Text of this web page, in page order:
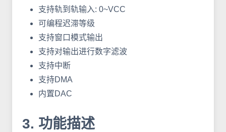
支持轨到轨输入: 0~VCC
可编程迟滞等级
支持窗口模式输出
支持对输出进行数字滤波
支持中断
支持DMA
内置DAC
3. 功能描述